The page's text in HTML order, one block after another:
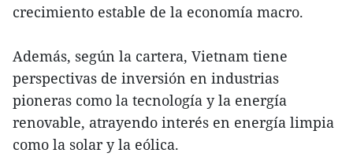
crecimiento estable de la economía macro.
Además, según la cartera, Vietnam tiene
perspectivas de inversión en industrias
pioneras como la tecnología y la energía
renovable, atrayendo interés en energía limpia
como la solar y la eólica.